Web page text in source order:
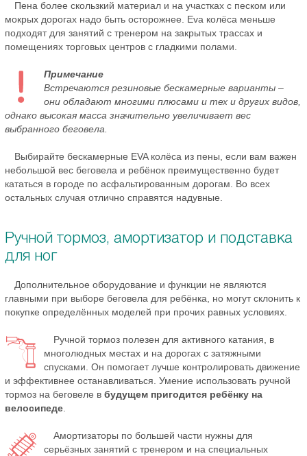
Пена более скользкий материал и на участках с песком или
мокрых дорогах надо быть осторожнее. Eva колёса меньше
подходят для занятий с тренером на закрытых трассах и
помещениях торговых центров с гладкими полами.
Примечание
Встречаются резиновые бескамерные варианты –
они обладают многими плюсами и тех и других видов,
однако высокая масса значительно увеличивает вес
выбранного беговела.
Выбирайте бескамерные EVA колёса из пены, если вам важен
небольшой вес беговела и ребёнок преимущественно будет
кататься в городе по асфальтированным дорогам. Во всех
остальных случая отлично справятся надувные.
Ручной тормоз, амортизатор и подставка
для ног
Дополнительное оборудование и функции не являются
главными при выборе беговела для ребёнка, но могут склонить к
покупке определённых моделей при прочих равных условиях.
Ручной тормоз полезен для активного катания, в
многолюдных местах и на дорогах с затяжными
спусками. Он помогает лучше контролировать движение
и эффективнее останавливаться. Умение использовать ручной
тормоз на беговеле в будущем пригодится ребёнку на
велосипеде
Амортизаторы по большей части нужны для
серьёзных занятий с тренером и на специальных